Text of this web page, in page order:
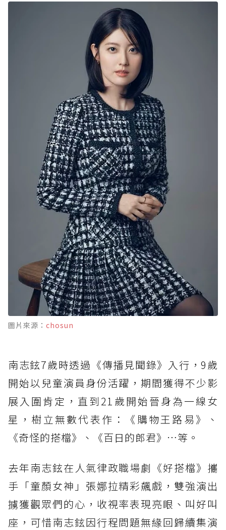
圖片來源： chosun
南志鉉7歲時透過《傳播見聞錄》入行，9歲
開始以兒童演員身份活躍，期間獲得不少影
展入圍肯定，直到21歲開始晉身為一線女
星，樹立無數代表作：《購物王路易》、
《奇怪的搭檔》、《百日的郎君》…等。
去年南志鉉在人氣律政職場劇《好搭檔》攜
手「童顏女神」張娜拉精彩飆戲，雙強演出
擄獲觀眾們的心，收視率表現亮眼、叫好叫
座，可惜南志鉉因行程問題無緣回歸續集演